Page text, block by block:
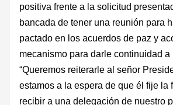
positiva frente a la solicitud
bancada de tener una reunión para
pactado en los acuerdos de paz y
mecanismo para darle continuidad a
“Queremos reiterarle al señor
estamos a la espera de que él fije la
recibir a una delegación de nuestro